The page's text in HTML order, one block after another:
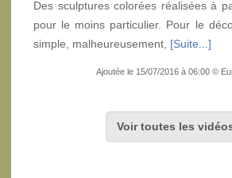
Des sculptures colorées réalisées à
pour le moins particulier. Pour le
simple, malheureusement, [Suite...]
Ajoutée le 15/07/2016 à 06:00 ©
Voir toutes les